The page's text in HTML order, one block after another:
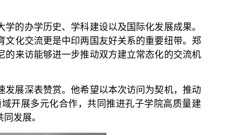
的办学历史、学科建设以及国际化发展成果。
化交流更是中印两国友好关系的重要纽带。郑
来访能够进一步推动双方建立常态化的交流机
展深表赞赏。他希望以本次访问为契机，推动
开展多元化合作，共同推进孔子学院高质量建
发展。